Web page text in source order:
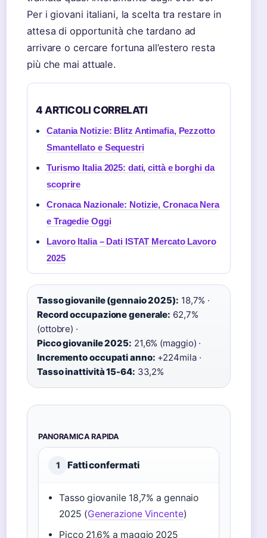
Per i giovani italiani, la scelta tra restare in
attesa di opportunità che tardano ad
arrivare o cercare fortuna all’estero resta
più che mai attuale.
4 ARTICOLI CORRELATI
Catania Notizie: Blitz Antimafia, Pezzotto
Smantellato e Sequestri
Turismo Italia 2025: dati, città e borghi da
scoprire
Cronaca Nazionale: Notizie, Cronaca Nera
e Tragedie Oggi
Lavoro Italia – Dati ISTAT Mercato Lavoro
2025
Tasso giovanile (gennaio 2025): 18,7% ·
Record occupazione generale: 62,7%
(ottobre) ·
Picco giovanile 2025: 21,6% (maggio) ·
Incremento occupati anno: +224mila ·
Tasso inattività 15-64: 33,2%
PANORAMICA RAPIDA
1 Fatti confermati
Tasso giovanile 18,7% a gennaio
2025 (Generazione Vincente)
Picco 21,6% a maggio 2025